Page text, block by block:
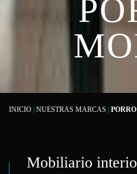
INICIO | NUESTRAS MARCAS |
Mobiliario